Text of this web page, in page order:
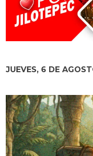
JUEVES, 6 DE